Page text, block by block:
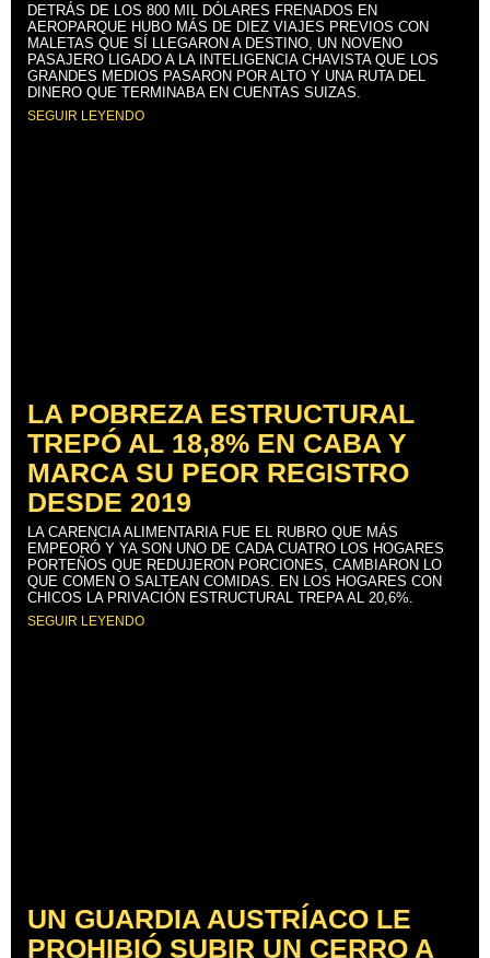
DETRÁS DE LOS 800 MIL DÓLARES FRENADOS EN
AEROPARQUE HUBO MÁS DE DIEZ VIAJES PREVIOS CON
MALETAS QUE SÍ LLEGARON A DESTINO, UN NOVENO
PASAJERO LIGADO A LA INTELIGENCIA CHAVISTA QUE LOS
GRANDES MEDIOS PASARON POR ALTO Y UNA RUTA DEL
DINERO QUE TERMINABA EN CUENTAS SUIZAS.
SEGUIR LEYENDO
LA POBREZA ESTRUCTURAL
TREPÓ AL 18,8% EN CABA Y
MARCA SU PEOR REGISTRO
DESDE 2019
LA CARENCIA ALIMENTARIA FUE EL RUBRO QUE MÁS
EMPEORÓ Y YA SON UNO DE CADA CUATRO LOS HOGARES
PORTEÑOS QUE REDUJERON PORCIONES, CAMBIARON LO
QUE COMEN O SALTEAN COMIDAS. EN LOS HOGARES CON
CHICOS LA PRIVACIÓN ESTRUCTURAL TREPA AL 20,6%.
SEGUIR LEYENDO
UN GUARDIA AUSTRÍACO LE
PROHIBIÓ SUBIR UN CERRO A